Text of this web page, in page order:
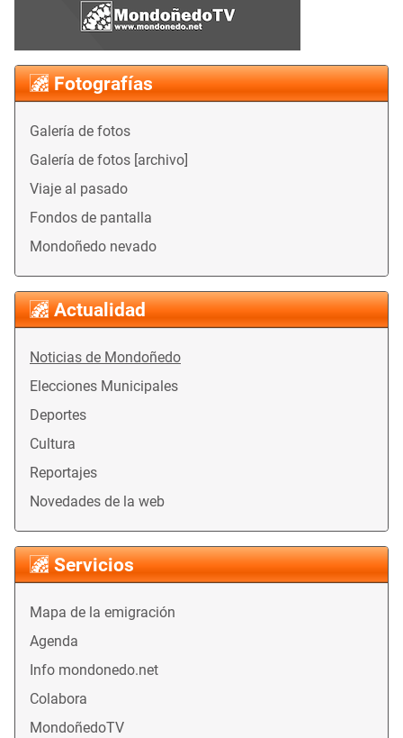
Fotografías
Galería de fotos
Galería de fotos [archivo]
Viaje al pasado
Fondos de pantalla
Mondoñedo nevado
Actualidad
Noticias de Mondoñedo
Elecciones Municipales
Deportes
Cultura
Reportajes
Novedades de la web
Servicios
Mapa de la emigración
Agenda
Info mondonedo.net
Colabora
MondoñedoTV